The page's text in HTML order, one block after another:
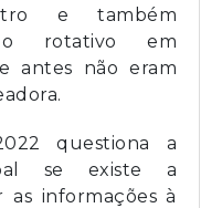
e também
o rotativo em
antes não eram
questiona a
se existe a
as informações à